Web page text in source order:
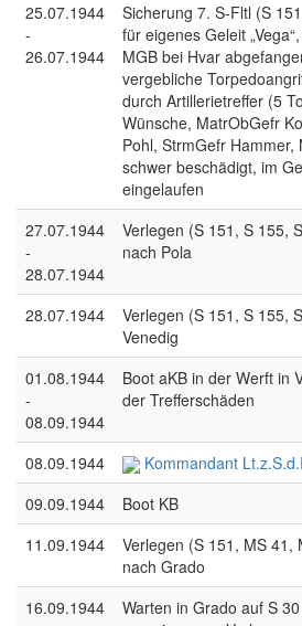
25.07.1944
-
26.07.1944
Sicherung 7. S-Fltl (S
für eigenes Geleit
MGB bei Hvar
vergebliche
durch Artillerietreffer (5
Wünsche, MatrObGefr
Pohl, StrmGefr Hammer,
schwer beschädigt, im
eingelaufen
27.07.1944
-
28.07.1944
Verlegen (S 151, S 155,
nach Pola
28.07.1944
Verlegen (S 151, S 155,
Venedig
01.08.1944
-
08.09.1944
Boot aKB in der Werft in
der Trefferschäden
08.09.1944
Kommandant
09.09.1944
Boot KB
11.09.1944
Verlegen (S 151, MS 41,
nach Grado
16.09.1944
Warten in Grado auf S